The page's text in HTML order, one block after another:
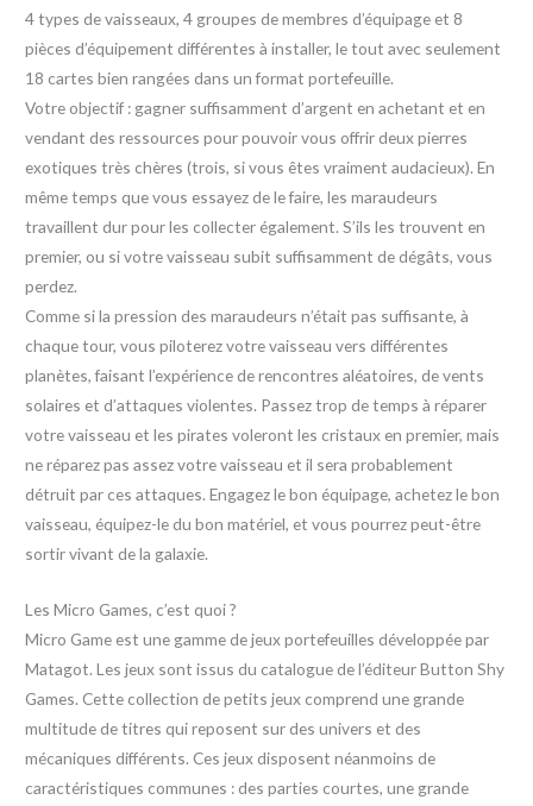
4 types de vaisseaux, 4 groupes de membres d’équipage et 8
pièces d’équipement différentes à installer, le tout avec seulement
18 cartes bien rangées dans un format portefeuille.
Votre objectif : gagner suffisamment d’argent en achetant et en
vendant des ressources pour pouvoir vous offrir deux pierres
exotiques très chères (trois, si vous êtes vraiment audacieux). En
même temps que vous essayez de le faire, les maraudeurs
travaillent dur pour les collecter également. S’ils les trouvent en
premier, ou si votre vaisseau subit suffisamment de dégâts, vous
perdez.
Comme si la pression des maraudeurs n’était pas suffisante, à
chaque tour, vous piloterez votre vaisseau vers différentes
planètes, faisant l’expérience de rencontres aléatoires, de vents
solaires et d’attaques violentes. Passez trop de temps à réparer
votre vaisseau et les pirates voleront les cristaux en premier, mais
ne réparez pas assez votre vaisseau et il sera probablement
détruit par ces attaques. Engagez le bon équipage, achetez le bon
vaisseau, équipez-le du bon matériel, et vous pourrez peut-être
sortir vivant de la galaxie.
Les Micro Games, c’est quoi ?
Micro Game est une gamme de jeux portefeuilles développée par
Matagot. Les jeux sont issus du catalogue de l’éditeur Button Shy
Games. Cette collection de petits jeux comprend une grande
multitude de titres qui reposent sur des univers et des
mécaniques différents. Ces jeux disposent néanmoins de
caractéristiques communes : des parties courtes, une grande